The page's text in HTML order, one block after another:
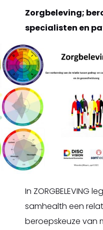
Zorgbeleving;
specialisten en
In ZORGBELEVING
samhealth een
beroepskeuze van